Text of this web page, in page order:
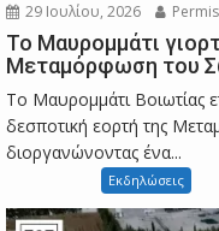
29 Ιουλίου, 2026
Το Μαυρομμάτι
Μεταμόρφωση του
Το Μαυρομμάτι Βοιωτίας
δεσποτική εορτή της
διοργανώνοντας ένα...
Εκδηλώσεις